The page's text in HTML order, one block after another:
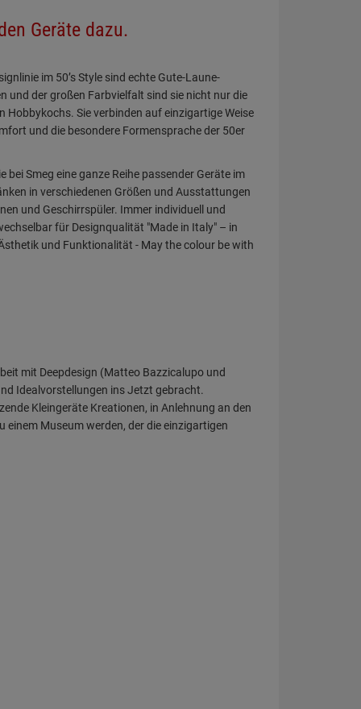
Geräte dazu.
im 50’s Style sind echte Gute-Laune-
und der großen Farbvielfalt sind sie nicht nur die
Hobbykochs. Sie verbinden auf einzigartige Weise
und die besondere Formensprache der 50er
Smeg eine ganze Reihe passender Geräte im
in verschiedenen Größen und Ausstattungen
und Geschirrspüler. Immer individuell und
für Designqualität "Made in Italy" – in
und Funktionalität - May the colour be with
mit Deepdesign (Matteo Bazzicalupo und
Idealvorstellungen ins Jetzt gebracht.
Kleingeräte Kreationen, in Anlehnung an den
einem Museum werden, der die einzigartigen